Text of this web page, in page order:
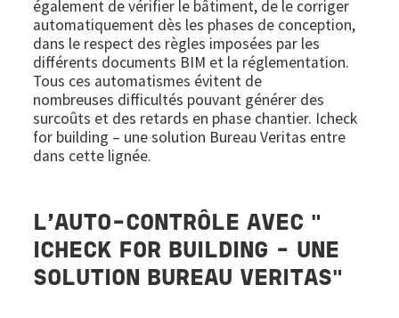
également de vérifier le bâtiment, de le corriger
automatiquement dès les phases de conception,
dans le respect des règles imposées par les
différents documents BIM et la réglementation.
Tous ces automatismes évitent de
nombreuses difficultés pouvant générer des
surcoûts et des retards en phase chantier. Icheck
for building – une solution Bureau Veritas entre
dans cette lignée.
L’AUTO-CONTRÔLE AVEC "
ICHECK FOR BUILDING - UNE
SOLUTION BUREAU VERITAS"